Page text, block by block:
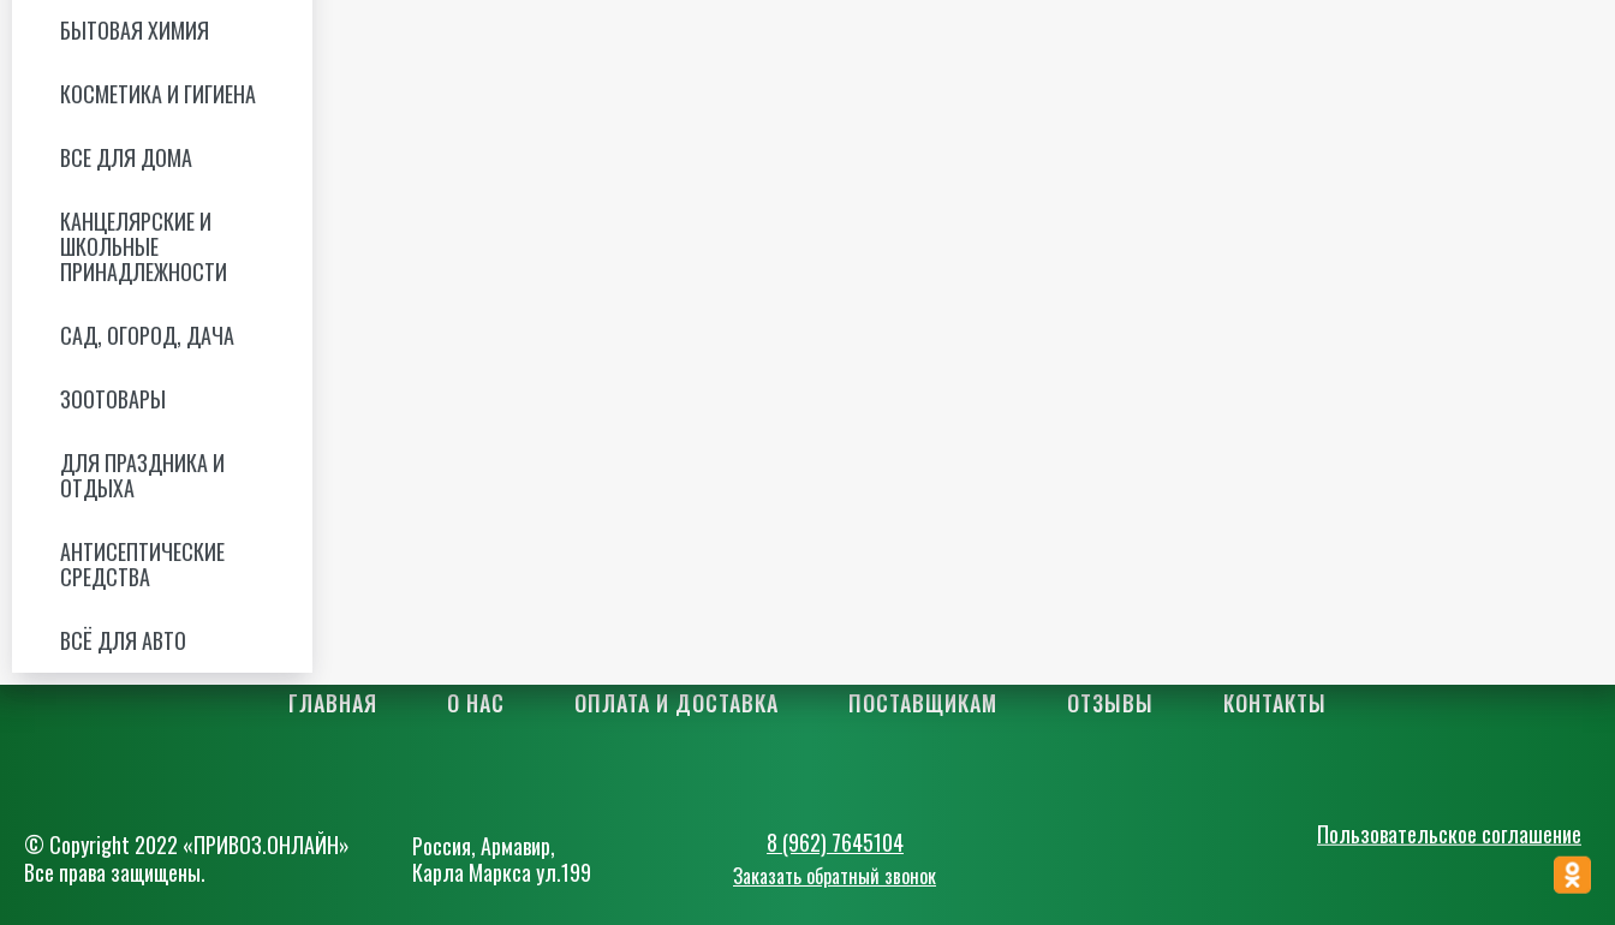
БЫТОВАЯ ХИМИЯ
КОСМЕТИКА И ГИГИЕНА
ВСЕ ДЛЯ ДОМА
КАНЦЕЛЯРСКИЕ И
ШКОЛЬНЫЕ
ПРИНАДЛЕЖНОСТИ
САД, ОГОРОД, ДАЧА
ЗООТОВАРЫ
ДЛЯ ПРАЗДНИКА И
ОТДЫХА
АНТИСЕПТИЧЕСКИЕ
СРЕДСТВА
ВСЁ ДЛЯ АВТО
ГЛАВНАЯ О НАС ОПЛАТА И ДОСТАВКА ПОСТАВЩИКАМ ОТЗЫВЫ КОНТАКТЫ
8 (962) 7645104
Заказать обратный звонок
Россия, Армавир,
Карла Маркса ул.199
Пользовательское соглашение
© Сopyright 2022 «ПРИВОЗ.ОНЛАЙН»
Все права защищены.